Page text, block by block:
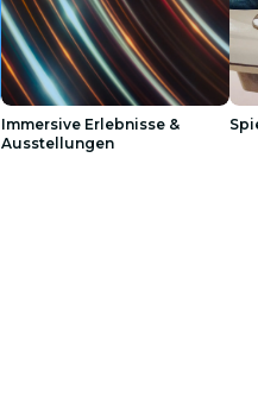
Immersive Erlebnisse &
Ausstellungen